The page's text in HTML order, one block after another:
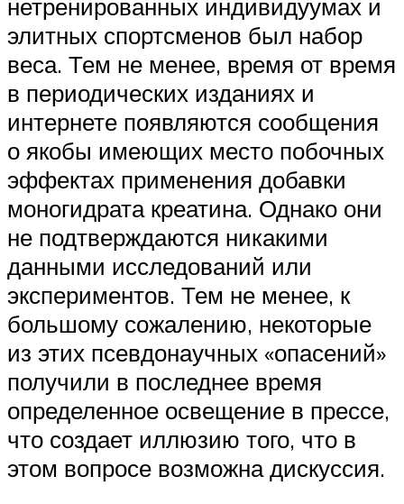
нетренированных индивидуумах и
элитных спортсменов был набор
веса. Тем не менее, время от время
в периодических изданиях и
интернете появляются сообщения
о якобы имеющих место побочных
эффектах применения добавки
моногидрата креатина. Однако они
не подтверждаются никакими
данными исследований или
экспериментов. Тем не менее, к
большому сожалению, некоторые
из этих псевдонаучных «опасений»
получили в последнее время
определенное освещение в прессе,
что создает иллюзию того, что в
этом вопросе возможна дискуссия.